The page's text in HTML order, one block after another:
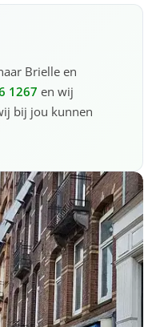
Brielle en
1267 en wij
bij jou kunnen